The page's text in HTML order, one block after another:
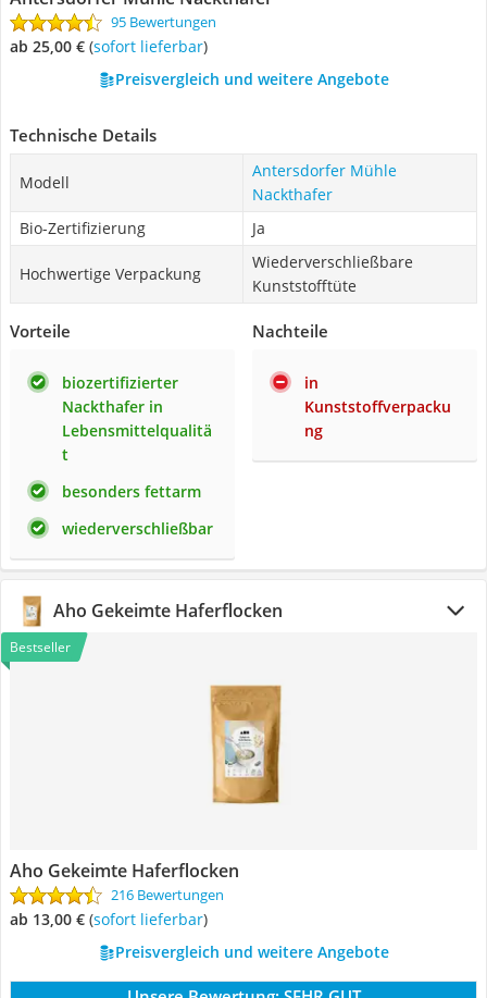
95 Bewertungen
ab 25,00 € ( Sofort lieferbar)
Preisvergleich und weitere Angebote
Technische Details
Modell
Antersdorfer Mühle
Nackthafer
Bio-Zertifizierung
Ja
Hochwertige Verpackung
Wiederverschließbare
Kunststofftüte
Vorteile
biozertifizierter
Nackthafer in
Lebensmittelqualitä
t
besonders fettarm
wiederverschließbar
Nachteile
in
Kunststoffverpacku
ng
Aho Gekeimte Haferflocken
Bestseller
Aho Gekeimte Haferflocken
216 Bewertungen
ab 13,00 € ( Sofort lieferbar)
Preisvergleich und weitere Angebote